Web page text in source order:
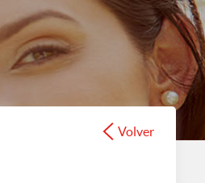
Volver